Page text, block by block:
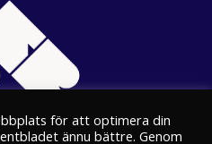
för att optimera din
ännu bättre. Genom